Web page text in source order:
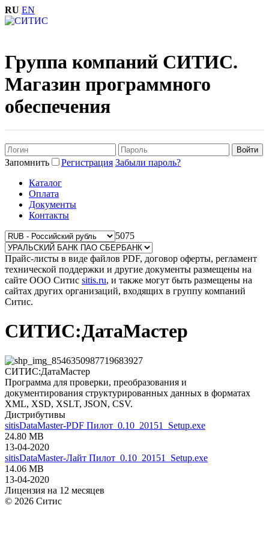
RU EN
Группа компаний СИТИС.
Магазин программного
обеспечения
Запомнить Регистрация Забыли пароль?
Каталог
Оплата
Документы
Контакты
5075
Прайс-листы в виде файлов PDF, договор оферты, регламент
технической поддержки и другие документы размещены на
сайте ООО Ситис sitis.ru, и также могут быть размещены на
сайтах других организаций, входящих в группу компаний
Ситис.
СИТИС:ДатаМастер
СИТИС:ДатаМастер
Программа для проверки, преобразования и
документирования структурированных данных в форматах
XML, XSD, XSLT, JSON, CSV.
Дистрибутивы
sitisDataMaster-PDF Пилот_0.10_20151_Setup.exe
24.80 MB
13-04-2020
sitisDataMaster-Лайт Пилот_0.10_20151_Setup.exe
14.06 MB
13-04-2020
Лицензия на 12 месяцев
© 2026 Ситис